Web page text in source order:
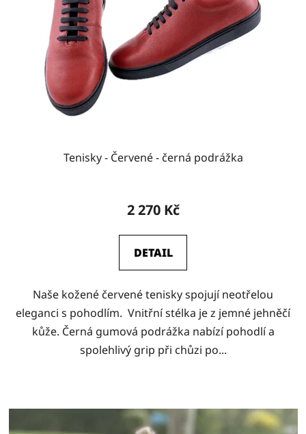
Tenisky - Červené - černá podrážka
2 270 Kč
DETAIL
Naše kožené červené tenisky spojují neotřelou
eleganci s pohodlím. Vnitřní stélka je z jemné jehněčí
kůže. Černá gumová podrážka nabízí pohodlí a
spolehlivý grip při chůzi po...